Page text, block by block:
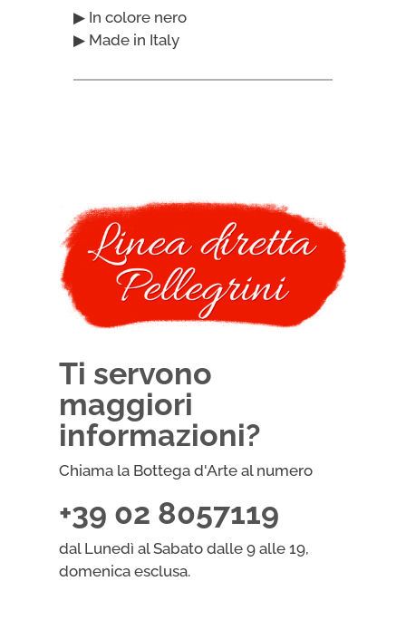
▶ In colore nero
▶ Made in Italy
Ti servono
maggiori
informazioni?
Chiama la Bottega d'Arte al numero
+39 02 8057119
dal Lunedì al Sabato dalle 9 alle 19,
domenica esclusa.